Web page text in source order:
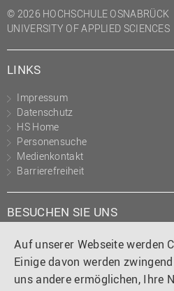
Auf unserer Webseite werden
Einige davon werden
uns andere ermöglichen, Ihre
© 2026 HOCHSCHULE OSNABRÜCK
UNIVERSITY OF APPLIED SCIENCES
LINKS
Impressum
Datenschutz
HS Home
Personensuche
Medienkontakt
Barrierefreiheit
BESUCHEN SIE UNS
Instagram
TiktokLinkedIn